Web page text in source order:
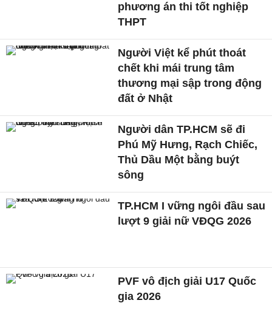
phương án thi tốt nghiệp
THPT
Người Việt kể phút thoát
chết khi mái trung tâm
thương mại sập trong động
đất ở Nhật
Người dân TP.HCM sẽ đi
Phú Mỹ Hưng, Rạch Chiếc,
Thủ Dầu Một bằng buýt
sông
TP.HCM I vững ngôi đầu sau
lượt 9 giải nữ VĐQG 2026
PVF vô địch giải U17 Quốc
gia 2026